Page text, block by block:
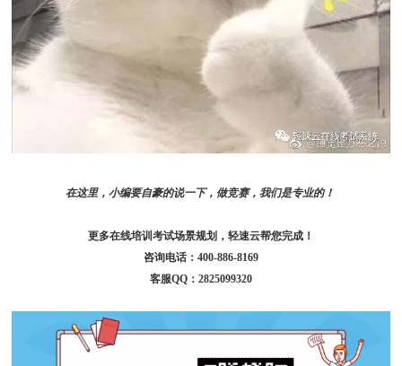
在这里，小编要自豪的说一下，做竞赛，我们是专业的！
更多在线培训考试场景规划，轻速云帮您完成！
咨询电话：400-886-8169
客服QQ：2825099320